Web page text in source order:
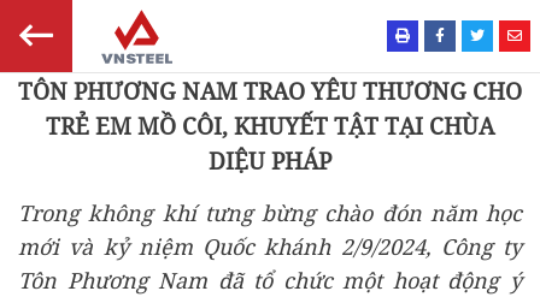
TÔN PHƯƠNG NAM TRAO YÊU THƯƠNG CHO
TRẺ EM MỒ CÔI, KHUYẾT TẬT TẠI CHÙA
DIỆU PHÁP
Trong không khí tưng bừng chào đón năm học
mới và kỷ niệm Quốc khánh 2/9/2024, Công ty
Tôn Phương Nam đã tổ chức một hoạt động ý